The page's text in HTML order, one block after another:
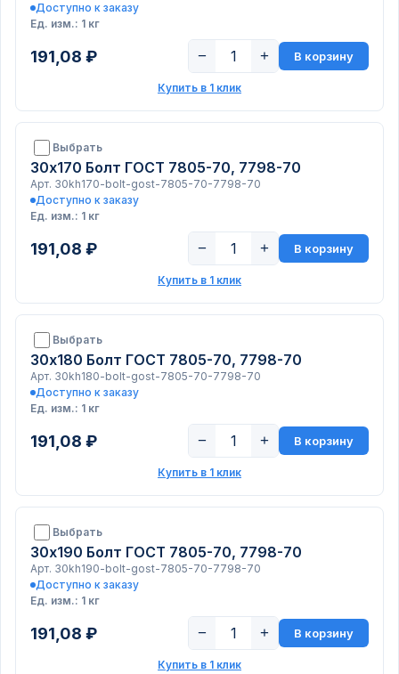
Доступно к заказу
Ед. изм.: 1 кг
191,08 ₽ − + В корзину
Купить в 1 клик
Выбрать
30х170 Болт ГОСТ 7805-70, 7798-70
Арт. 30kh170-bolt-gost-7805-70-7798-70
Доступно к заказу
Ед. изм.: 1 кг
191,08 ₽ − + В корзину
Купить в 1 клик
Выбрать
30х180 Болт ГОСТ 7805-70, 7798-70
Арт. 30kh180-bolt-gost-7805-70-7798-70
Доступно к заказу
Ед. изм.: 1 кг
191,08 ₽ − + В корзину
Купить в 1 клик
Выбрать
30х190 Болт ГОСТ 7805-70, 7798-70
Арт. 30kh190-bolt-gost-7805-70-7798-70
Доступно к заказу
Ед. изм.: 1 кг
191,08 ₽ − + В корзину
Купить в 1 клик